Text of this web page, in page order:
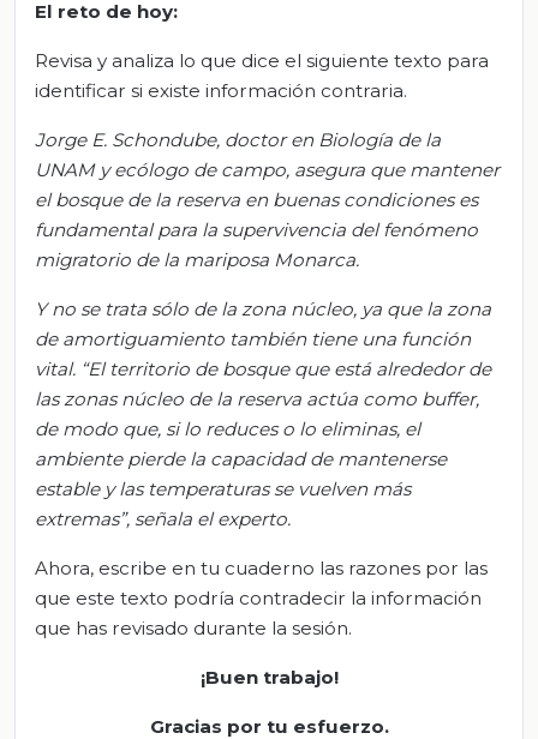
El reto de hoy:
Revisa y analiza lo que dice el siguiente texto para
identificar si existe información contraria.
Jorge E. Schondube, doctor en Biología de la
UNAM y ecólogo de campo, asegura que mantener
el bosque de la reserva en buenas condiciones es
fundamental para la supervivencia del fenómeno
migratorio de la mariposa Monarca.
Y no se trata sólo de la zona núcleo, ya que la zona
de amortiguamiento también tiene una función
vital. “El territorio de bosque que está alrededor de
las zonas núcleo de la reserva actúa como buffer,
de modo que, si lo reduces o lo eliminas, el
ambiente pierde la capacidad de mantenerse
estable y las temperaturas se vuelven más
extremas”, señala el experto.
Ahora, escribe en tu cuaderno las razones por las
que este texto podría contradecir la información
que has revisado durante la sesión.
¡Buen trabajo!
Gracias por tu esfuerzo.